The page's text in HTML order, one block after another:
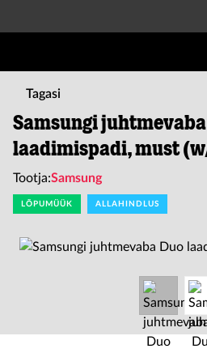
Tagasi
Samsungi
laadimispadi, must
Tootja:Samsung
LÕPUMÜÜK ALLAHINDLUS